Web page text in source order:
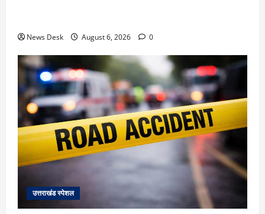
News Desk August 6, 2026 0
उत्तराखंड स्पेशल